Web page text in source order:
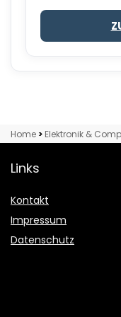
Home > Elektronik &
Links
Kontakt
Impressum
Datenschutz